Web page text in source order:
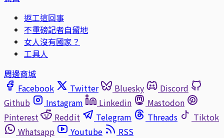
返工這回事
不重磅記者自留地
女人沒有國家？
工具人
周邊商城
Facebook
Twitter Bluesky
Discord
Github
Instagram Linkedin
Mastodon
Pinterest
Reddit Telegram Threads
Tiktok
Whatsapp
Youtube
RSS